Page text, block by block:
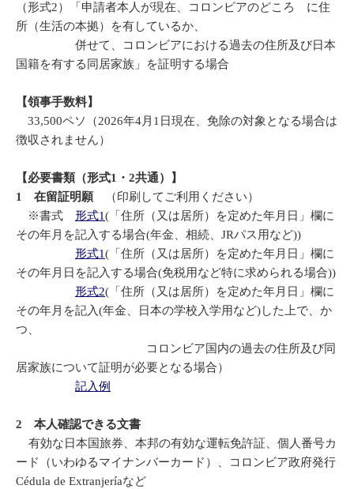
（形式2）「申請者本人が現在、コロンビアのどころ に住
所（生活の本拠）を有しているか、
併せて、コロンビアにおける過去の住所及び日本
国籍を有する同居家族」を証明する場合
【領事手数料】
33,500ペソ（2026年4月1日現在、免除の対象となる場合は
徴収されません）
【必要書類（形式1・2共通）】
1 在留証明願 （印刷してご利用ください）
※書式 形式1(「住所（又は居所）を定めた年月日」欄に
その年月を記入する場合(年金、相続、JRパス用など))
形式1(「住所（又は居所）を定めた年月日」欄に
その年月日を記入する場合(免税用など特に求められる場合))
形式2(「住所（又は居所）を定めた年月日」欄に
その年月を記入(年金、日本の学校入学用など)した上で、か
つ、
コロンビア国内の過去の住所及び同
居家族について証明が必要となる場合）
記入例
2 本人確認できる文書
有効な日本国旅券、本邦の有効な運転免許証、個人番号カ
ード（いわゆるマイナンバーカード）、コロンビア政府発行
Cédula de Extranjeríaなど